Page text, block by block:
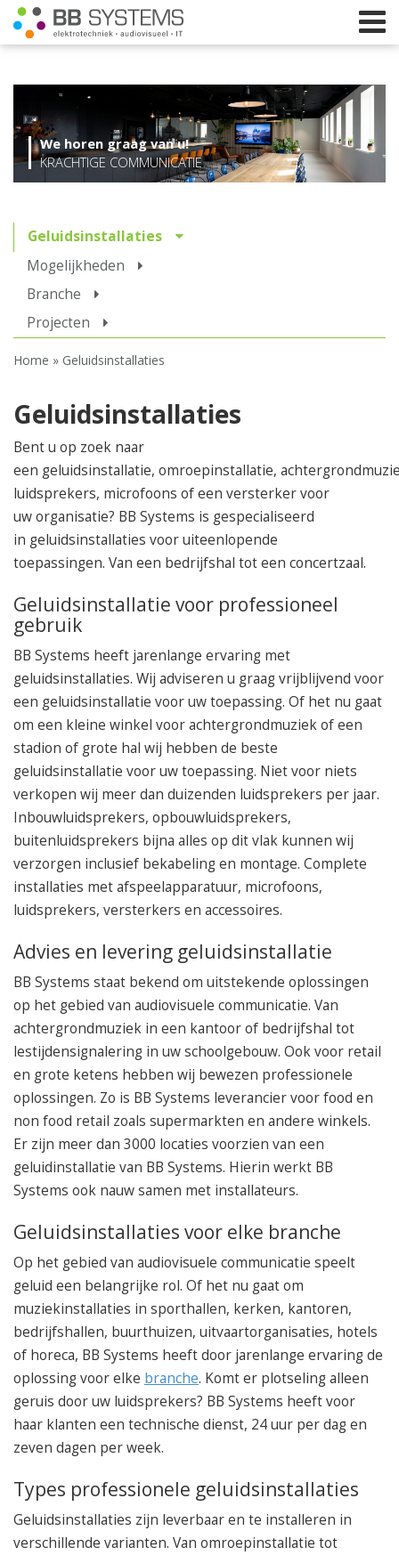
Home
Licht
Geluid
Elektrotechniek
Webshop
050 – 54 91 662
We horen graag van u!
KRACHTIGE COMMUNICATIE
Geluidsinstallaties
Mogelijkheden
Branche
Projecten
Home » Geluidsinstallaties
Geluidsinstallaties
Bent u op zoek naar
een geluidsinstallatie, omroepinstallatie,
luidsprekers, microfoons of een versterker voor
uw organisatie? BB Systems is gespecialiseerd
in geluidsinstallaties voor uiteenlopende
toepassingen. Van een bedrijfshal tot een concertzaal.
Geluidsinstallatie voor professioneel
gebruik
BB Systems heeft jarenlange ervaring met
geluidsinstallaties. Wij adviseren u graag vrijblijvend voor
een geluidsinstallatie voor uw toepassing. Of het nu gaat
om een kleine winkel voor achtergrondmuziek of een
stadion of grote hal wij hebben de beste
geluidsinstallatie voor uw toepassing. Niet voor niets
verkopen wij meer dan duizenden luidsprekers per jaar.
Inbouwluidsprekers, opbouwluidsprekers,
buitenluidsprekers bijna alles op dit vlak kunnen wij
verzorgen inclusief bekabeling en montage. Complete
installaties met afspeelapparatuur, microfoons,
luidsprekers, versterkers en accessoires.
Advies en levering geluidsinstallatie
BB Systems staat bekend om uitstekende oplossingen
op het gebied van audiovisuele communicatie. Van
achtergrondmuziek in een kantoor of bedrijfshal tot
lestijdensignalering in uw schoolgebouw. Ook voor retail
en grote ketens hebben wij bewezen professionele
oplossingen. Zo is BB Systems leverancier voor food en
non food retail zoals supermarkten en andere winkels.
Er zijn meer dan 3000 locaties voorzien van een
geluidinstallatie van BB Systems. Hierin werkt BB
Systems ook nauw samen met installateurs.
Geluidsinstallaties voor elke branche
Op het gebied van audiovisuele communicatie speelt
geluid een belangrijke rol. Of het nu gaat om
muziekinstallaties in sporthallen, kerken, kantoren,
bedrijfshallen, buurthuizen, uitvaartorganisaties, hotels
of horeca, BB Systems heeft door jarenlange ervaring de
oplossing voor elke branche. Komt er plotseling alleen
geruis door uw luidsprekers? BB Systems heeft voor
haar klanten een technische dienst, 24 uur per dag en
zeven dagen per week.
Types professionele geluidsinstallaties
Geluidsinstallaties zijn leverbaar en te installeren in
verschillende varianten. Van omroepinstallatie tot